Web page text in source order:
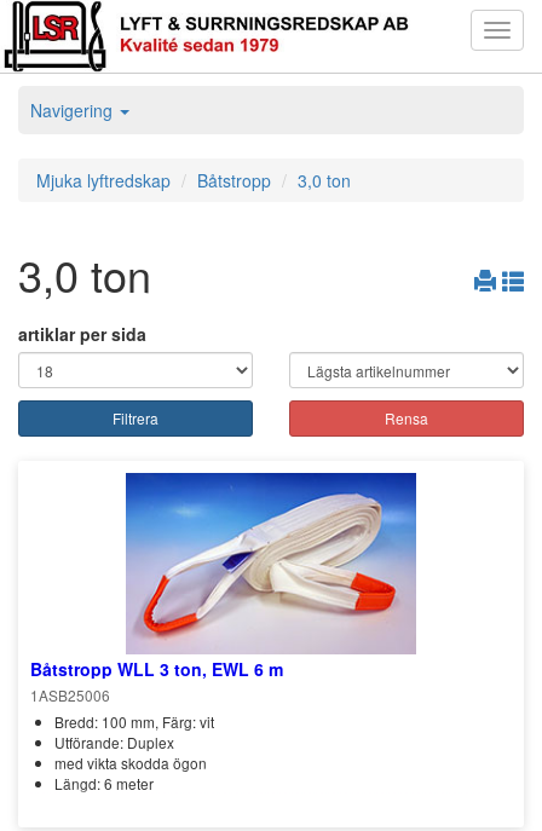
Navigering
Mjuka lyftredskap Båtstropp 3,0 ton
3,0 ton
artiklar per sida
Filtrera Rensa
Båtstropp WLL 3 ton, EWL 6 m
1ASB25006
Bredd: 100 mm, Färg: vit
Utförande: Duplex
med vikta skodda ögon
Längd: 6 meter